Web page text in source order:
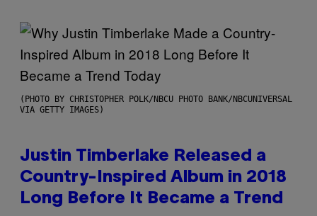
(PHOTO BY CHRISTOPHER POLK/NBCU PHOTO BANK/NBCUNIVERSAL
VIA GETTY IMAGES)
Justin Timberlake Released a
Country-Inspired Album in 2018
Long Before It Became a Trend